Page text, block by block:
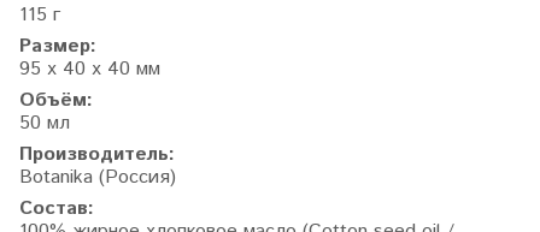
115 г
Размер:
95 х 40 х 40 мм
Объём:
50 мл
Производитель:
Botanika (Россия)
Состав: